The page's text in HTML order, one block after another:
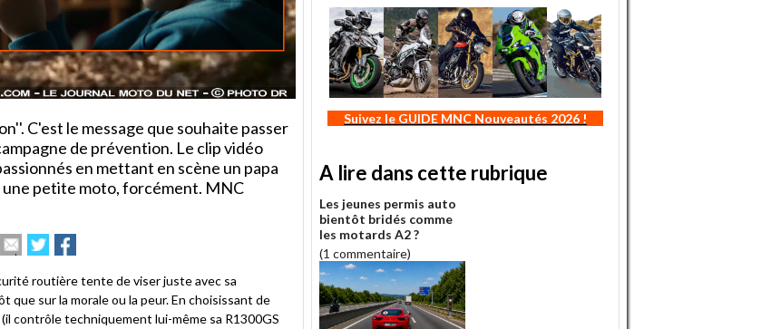
C'est le message que souhaite passer
de prévention. Le clip vidéo
en mettant en scène un papa
petite moto, forcément. MNC
ImprimerEnvoyer
cet
à
un
ami
Partager
sur
sur
routière tente de viser juste avec sa
que sur la morale ou la peur. En choisissant de
contrôle techniquement lui-même sa R1300GS
Suivez le GUIDE MNC Nouveautés 2026 !
A lire dans cette rubrique
Les jeunes permis auto
bientôt bridés comme
les motards A2 ?
(1 commentaire)